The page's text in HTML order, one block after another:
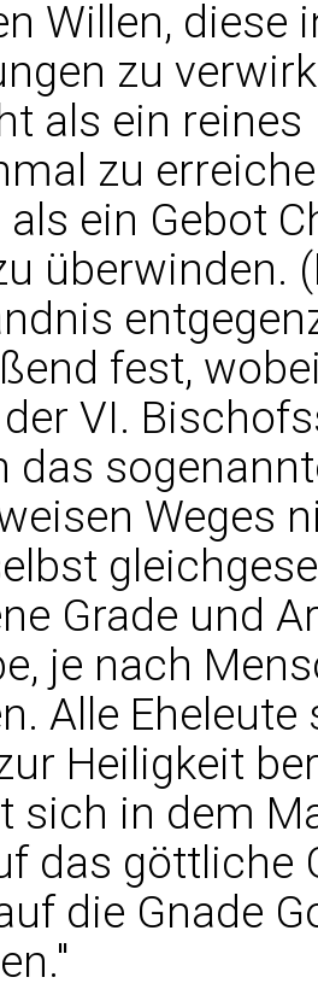
Willen, diese
zu
als ein
zu
ein Gebot
fest,
VI.
das
Weges
Grade und
je nach
Alle
Heiligkeit
sich in dem
das göttliche
die Gnade